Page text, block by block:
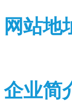
网站地
企业简